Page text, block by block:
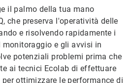
il palmo della tua mano
che preserva l'operatività delle
e risolvendo rapidamente i
e gli avvisi in
potenziali problemi prima che
ai tecnici Ecolab di effettuare
ottimizzare le performance di